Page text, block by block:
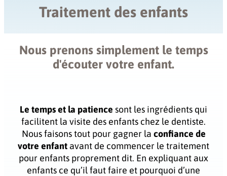
Traitement des enfants
Nous prenons simplement le temps
d'écouter votre enfant.
Le temps et la patience sont les ingrédients qui
facilitent la visite des enfants chez le dentiste.
Nous faisons tout pour gagner la confiance de
votre enfant avant de commencer le traitement
pour enfants proprement dit. En expliquant aux
enfants ce qu’il faut faire et pourquoi d’une